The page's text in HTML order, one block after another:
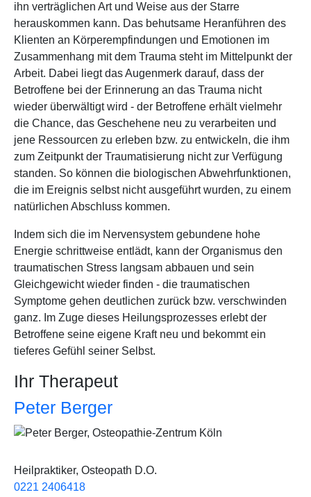
ihn verträglichen Art und Weise aus der Starre
herauskommen kann. Das behutsame Heranführen des
Klienten an Körperempfindungen und Emotionen im
Zusammenhang mit dem Trauma steht im Mittelpunkt der
Arbeit. Dabei liegt das Augenmerk darauf, dass der
Betroffene bei der Erinnerung an das Trauma nicht
wieder überwältigt wird - der Betroffene erhält vielmehr
die Chance, das Geschehene neu zu verarbeiten und
jene Ressourcen zu erleben bzw. zu entwickeln, die ihm
zum Zeitpunkt der Traumatisierung nicht zur Verfügung
standen. So können die biologischen Abwehrfunktionen,
die im Ereignis selbst nicht ausgeführt wurden, zu einem
natürlichen Abschluss kommen.
Indem sich die im Nervensystem gebundene hohe
Energie schrittweise entlädt, kann der Organismus den
traumatischen Stress langsam abbauen und sein
Gleichgewicht wieder finden - die traumatischen
Symptome gehen deutlichen zurück bzw. verschwinden
ganz. Im Zuge dieses Heilungsprozesses erlebt der
Betroffene seine eigene Kraft neu und bekommt ein
tieferes Gefühl seiner Selbst.
Ihr Therapeut
Peter Berger
Bild
Heilpraktiker, Osteopath D.O.
0221 2406418